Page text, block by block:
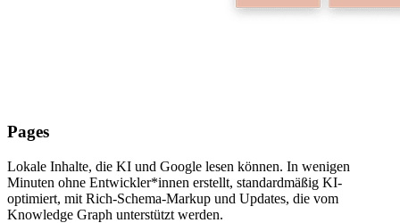
Pages
Lokale Inhalte, die KI und Google lesen können. In wenigen
Minuten ohne Entwickler*innen erstellt, standardmäßig KI-
optimiert, mit Rich-Schema-Markup und Updates, die vom
Knowledge Graph unterstützt werden.